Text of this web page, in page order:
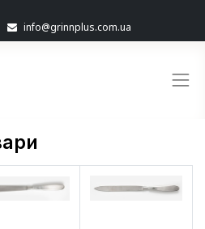
info@grinnplus.com.ua